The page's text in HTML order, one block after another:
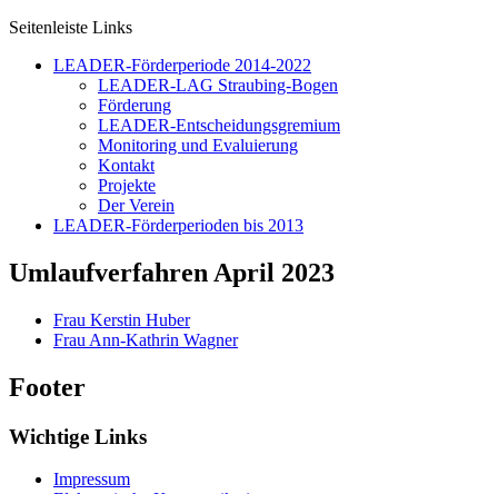
Seitenleiste Links
LEADER-Förderperiode 2014-2022
LEADER-LAG Straubing-Bogen
Förderung
LEADER-Entscheidungsgremium
Monitoring und Evaluierung
Kontakt
Projekte
Der Verein
LEADER-Förderperioden bis 2013
Umlaufverfahren April 2023
Frau Kerstin Huber
Frau Ann-Kathrin Wagner
Footer
Wichtige Links
Impressum